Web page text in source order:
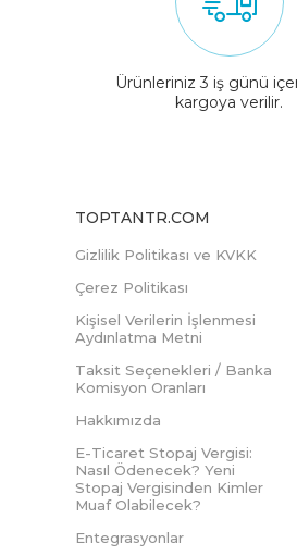
Ürünleriniz 3 iş günü
kargoya verilir.
TOPTANTR.COM
Gizlilik Politikası ve KVKK
Çerez Politikası
Kişisel Verilerin İşlenmesi
Aydınlatma Metni
Taksit Seçenekleri / Banka
Komisyon Oranları
Hakkımızda
E-Ticaret Stopaj Vergisi:
Nasıl Ödenecek? Yeni
Stopaj Vergisinden Kimler
Muaf Olabilecek?
Entegrasyonlar